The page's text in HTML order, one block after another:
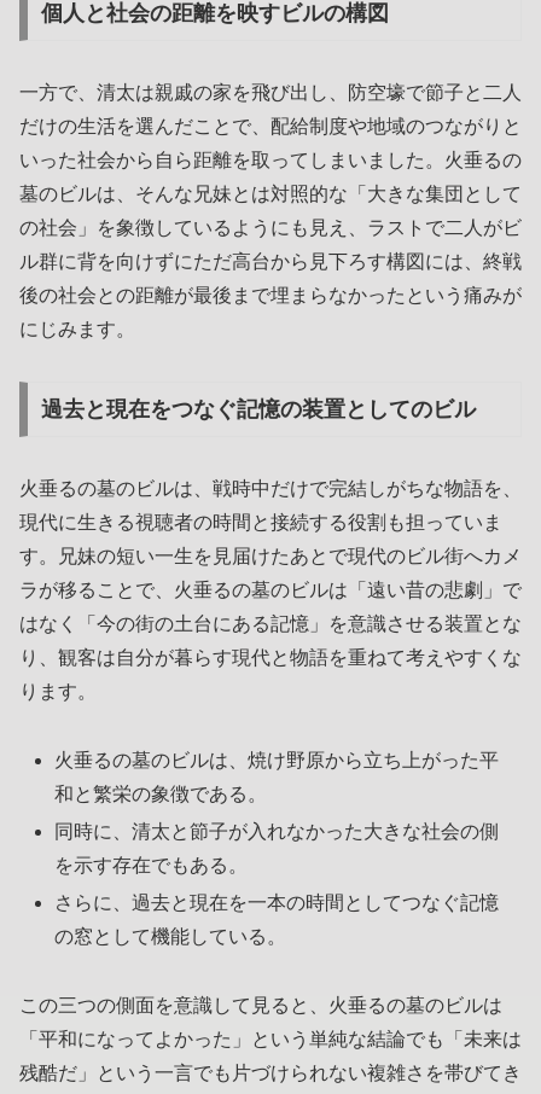
個人と社会の距離を映すビルの構図
一方で、清太は親戚の家を飛び出し、防空壕で節子と二人
だけの生活を選んだことで、配給制度や地域のつながりと
いった社会から自ら距離を取ってしまいました。火垂るの
墓のビルは、そんな兄妹とは対照的な「大きな集団として
の社会」を象徴しているようにも見え、ラストで二人がビ
ル群に背を向けずにただ高台から見下ろす構図には、終戦
後の社会との距離が最後まで埋まらなかったという痛みが
にじみます。
過去と現在をつなぐ記憶の装置としてのビル
火垂るの墓のビルは、戦時中だけで完結しがちな物語を、
現代に生きる視聴者の時間と接続する役割も担っていま
す。兄妹の短い一生を見届けたあとで現代のビル街へカメ
ラが移ることで、火垂るの墓のビルは「遠い昔の悲劇」で
はなく「今の街の土台にある記憶」を意識させる装置とな
り、観客は自分が暮らす現代と物語を重ねて考えやすくな
ります。
火垂るの墓のビルは、焼け野原から立ち上がった平
和と繁栄の象徴である。
同時に、清太と節子が入れなかった大きな社会の側
を示す存在でもある。
さらに、過去と現在を一本の時間としてつなぐ記憶
の窓として機能している。
この三つの側面を意識して見ると、火垂るの墓のビルは
「平和になってよかった」という単純な結論でも「未来は
残酷だ」という一言でも片づけられない複雑さを帯びてき